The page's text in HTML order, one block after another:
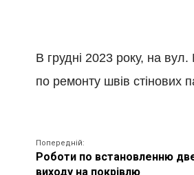
В грудні 2023 року, на
по ремонту швів стінових
Попередній:
Роботи по встановленню
виходу на покрівлю